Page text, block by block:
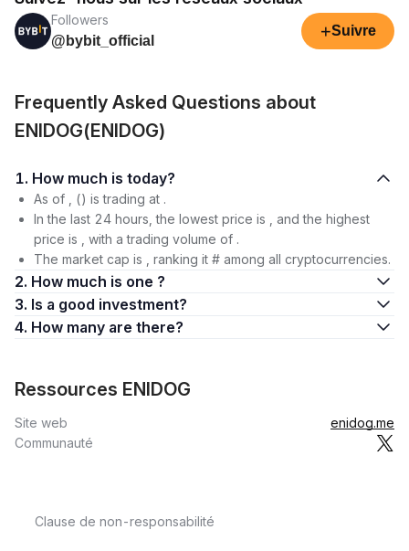
Followers
@bybit_official
+Suivre
Frequently Asked Questions about
ENIDOG(ENIDOG)
1. How much is today?
As of , () is trading at .
In the last 24 hours, the lowest price is , and the highest
price is , with a trading volume of .
The market cap is , ranking it # among all cryptocurrencies.
2. How much is one ?
3. Is a good investment?
4. How many are there?
Ressources ENIDOG
Site web
enidog.me
Communauté
Clause de non-responsabilité